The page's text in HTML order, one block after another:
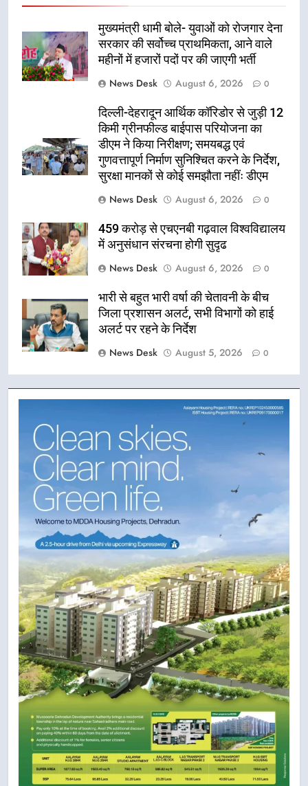
मुख्यमंत्री धामी बोले- युवाओं को रोजगार देना
सरकार की सर्वोच्च प्राथमिकता, आने वाले
महीनों में हजारों पदों पर की जाएगी भर्ती
News Desk
August 6, 2026 0
दिल्ली-देहरादून आर्थिक कॉरिडोर से जुड़ी 12
किमी ग्रीनफील्ड बाईपास परियोजना का
डीएम ने किया निरीक्षण; समयबद्ध एवं
गुणवत्तापूर्ण निर्माण सुनिश्चित करने के निर्देश,
सुरक्षा मानकों से कोई समझौता नहींः डीएम
News Desk
August 6, 2026 0
459 करोड़ से एचएनबी गढ़वाल विश्वविद्यालय
में अनुसंधान संरचना होगी सुदृढ
News Desk
August 6, 2026 0
भारी से बहुत भारी वर्षा की चेतावनी के बीच
जिला प्रशासन अलर्ट, सभी विभागों को हाई
अलर्ट पर रहने के निर्देश
News Desk
August 5, 2026 0